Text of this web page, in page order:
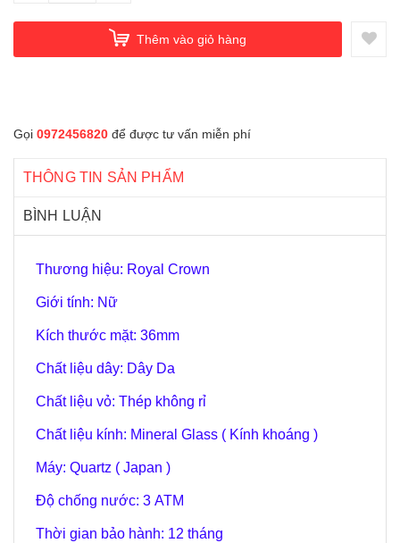
Thêm vào giỏ hàng
Gọi 0972456820 để được tư vấn miễn phí
THÔNG TIN SẢN PHẨM
BÌNH LUẬN
Thương hiệu: Royal Crown
Giới tính: Nữ
Kích thước mặt: 36mm
Chất liệu dây: Dây Da
Chất liệu vỏ: Thép không rỉ
Chất liệu kính: Mineral Glass ( Kính khoáng )
Máy: Quartz ( Japan )
Độ chống nước: 3 ATM
Thời gian bảo hành: 12 tháng